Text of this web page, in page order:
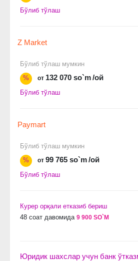
Бўлиб тўлаш
Z Market
Бўлиб тўлаш мумкин
%
от 132 070 so`m/ой
Бўлиб тўлаш
Paymart
Бўлиб тўлаш мумкин
%
от 99 765 so`m/ой
Бўлиб тўлаш
Курер орқали етказиб бериш
48 соат давомида 9 900 SO`M
Юридик шахслар учун банк